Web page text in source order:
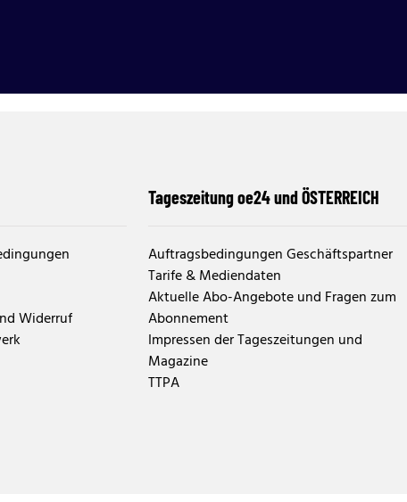
Widerruf
Tageszeitung oe24 und ÖSTERREICH
Auftragsbedingungen Geschäftspartner
Tarife & Mediendaten
Aktuelle Abo-Angebote und Fragen zum
Abonnement
Impressen der Tageszeitungen und
Magazine
TTPA